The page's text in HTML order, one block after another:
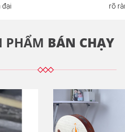
đại
rõ
PHẨM BÁN CHẠY